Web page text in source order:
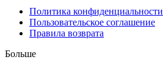
Политика конфиденциальности
Пользовательское соглашение
Правила возврата
Больше